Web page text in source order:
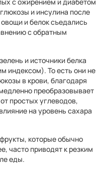
и инсулина после
и белок съедались
с обратным
и источники белка
индексом). То есть они не
в крови, благодаря
преобразовывает
простых углеводов,
на уровень сахара
которые обычно
часто приводят к резким
еды.